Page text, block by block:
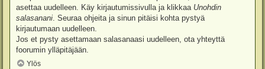
asettaa uudelleen. Käy kirjautumissivulla ja klikkaa Unohdin
salasanani . Seuraa ohjeita ja sinun pitäisi kohta pystyä
kirjautumaan uudelleen.
Jos et pysty asettamaan salasanaasi uudelleen, ota yhteyttä
foorumin ylläpitäjään.
Ylös